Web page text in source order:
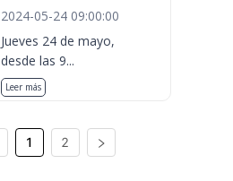
2024-05-24 09:00:00
Jueves 24 de mayo,
desde las 9...
Leer más
1 2